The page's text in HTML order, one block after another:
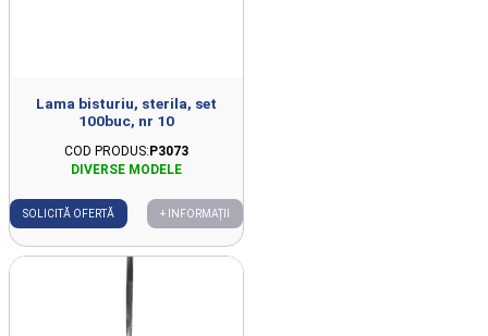
Lama bisturiu, sterila, set
100buc, nr 10
COD PRODUS: P3073
SOLICITĂ OFERTĂ + INFORMAȚII